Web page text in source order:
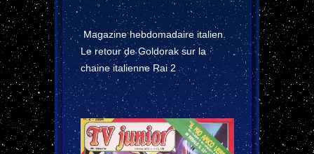
Magazine hebdomadaire italien.
Le retour de Goldorak sur la
chaine italienne Rai 2